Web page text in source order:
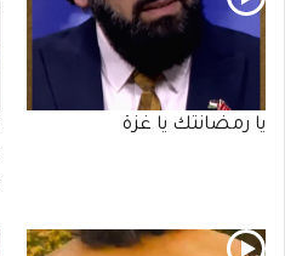
يا رمضانتك يا غزة